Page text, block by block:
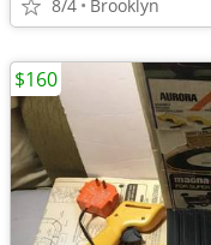
8/4 Brooklyn
$160